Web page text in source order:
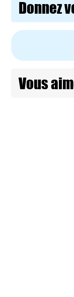
Donnez
Vous